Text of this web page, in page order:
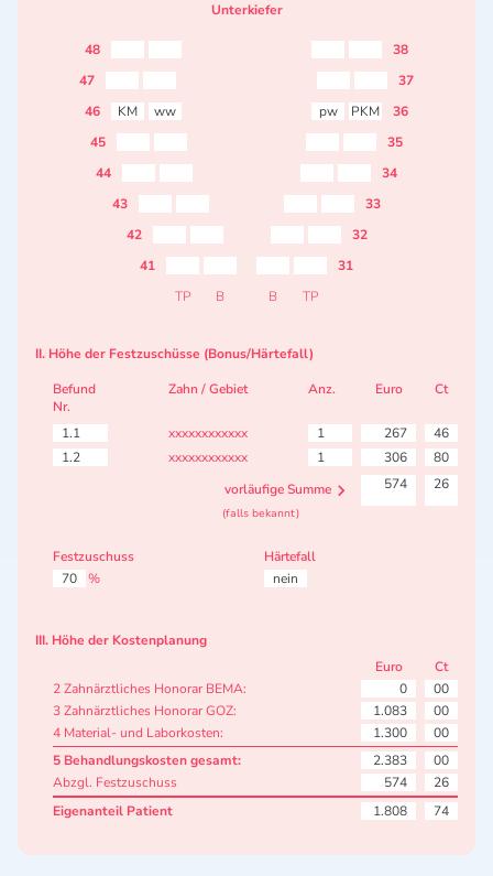
Unterkiefer
48
38
47
37
46
KM ww pw PKM
36
45
35
44
34
43
33
42
32
41
31
TP
B B TP
II. Höhe der Festzuschüsse (Bonus/Härtefall)
Befund
Nr.
Zahn / Gebiet Anz. Euro Ct
1.1 xxxxxxxxxxxx 1 267
46
1.2
xxxxxxxxxxxx 1 306
80
vorläufige Summe
574 26
(falls bekannt)
Festzuschuss
70
%
Härtefall
nein
III. Höhe der Kostenplanung
Euro
Ct
2 Zahnärztliches Honorar BEMA:
0
00
3 Zahnärztliches Honorar GOZ:
1.083
00
4 Material- und Laborkosten:
1.300
00
5 Behandlungskosten gesamt:
2.383
00
Abzgl. Festzuschuss
574
26
Eigenanteil Patient
1.808 74